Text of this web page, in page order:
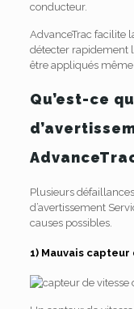
conducteur.
AdvanceTrac facilite
détecter rapidement
être appliqués même
Qu’est-ce
Plusieurs
d’avertissement
causes possibles.
1) Mauvais